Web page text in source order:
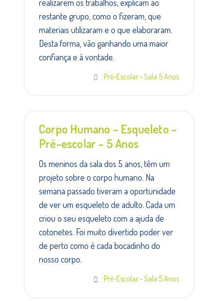
realizarem os trabalhos, explicam ao
restante grupo, como o fizeram, que
materiais utilizaram e o que elaboraram.
Desta forma, vão ganhando uma maior
confiança e à vontade.
Pré-Escolar - Sala 5 Anos
Corpo Humano – Esqueleto –
Pré-escolar – 5 Anos
Os meninos da sala dos 5 anos, têm um
projeto sobre o corpo humano. Na
semana passado tiveram a oportunidade
de ver um esqueleto de adulto. Cada um
criou o seu esqueleto com a ajuda de
cotonetes. Foi muito divertido poder ver
de perto como é cada bocadinho do
nosso corpo.
Pré-Escolar - Sala 5 Anos